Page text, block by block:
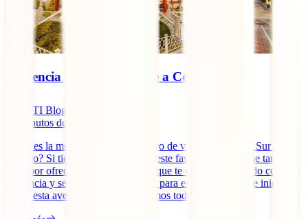
Asistencia y seguro de viaje a Corea del Sur
IATI Blog
minutos de lectura
¿Cuál es la mejor asistencia y seguro de viaje a Corea del Sur desde
México? Si tienes en mente visitar este fascinante país, que tanto
tiene por ofrecerte, es muy normal que te estés preguntando con qué
asistencia y seguro de viaje hacerte para estar protegido de inicio a
fin de esta aventura. Aquí te contamos todos los detalles.